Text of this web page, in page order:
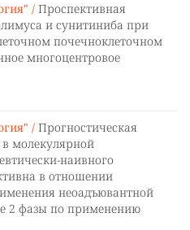
/ Проспективная
и сунитиниба при
почечноклеточном
многоцентровое
/ Прогностическая
в молекулярной
наивного
в отношении
неоадъювантной
2 фазы по применению